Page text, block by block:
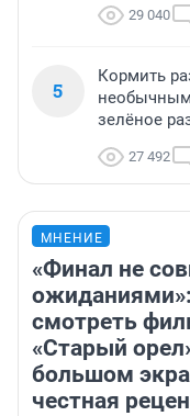
29 040
5
Кормить
необычным
зелёное
27 492
МНЕНИЕ
«Финал не
смотреть
«Старый
большом
честная